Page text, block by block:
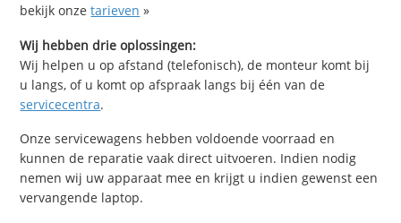
bekijk onzetarieven »
Wij hebben drie oplossingen:
Wij helpen u op afstand (telefonisch), de monteur komt bij
u langs, of u komt op afspraak langs bij één van de
servicecentra.
Onze servicewagens hebben voldoende voorraad en
kunnen de reparatie vaak direct uitvoeren. Indien nodig
nemen wij uw apparaat mee en krijgt u indien gewenst een
vervangende laptop.